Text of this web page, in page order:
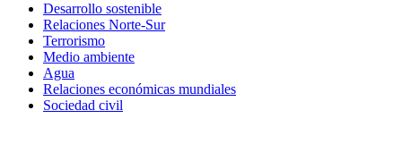
Desarrollo sostenible
Relaciones Norte-Sur
Terrorismo
Medio ambiente
Agua
Relaciones económicas mundiales
Sociedad civil